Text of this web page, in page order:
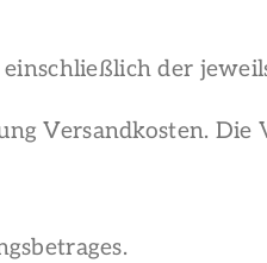
der
Versandkosten.